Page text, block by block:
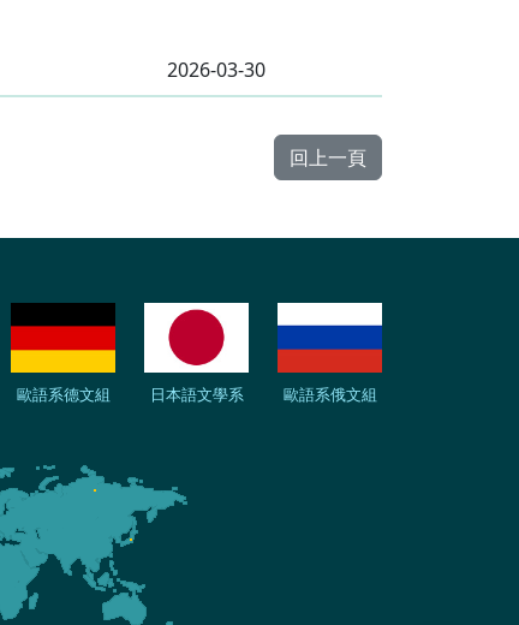
2026-03-30
回上一頁
歐語系德文組 日本語文學系 歐語系俄文組